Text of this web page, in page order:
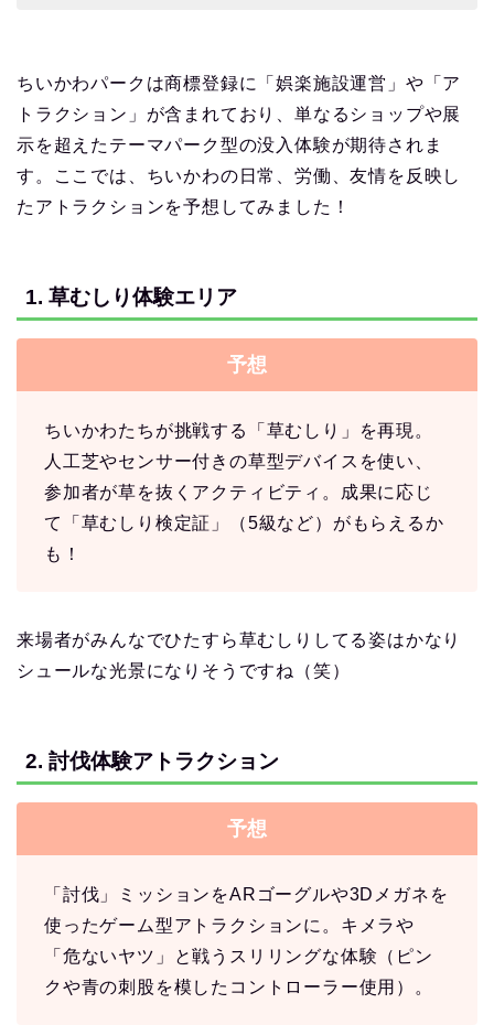
ちいかわパークは商標登録に「娯楽施設運営」や「ア
トラクション」が含まれており、単なるショップや展
示を超えたテーマパーク型の没入体験が期待されま
す。ここでは、ちいかわの日常、労働、友情を反映し
たアトラクションを予想してみました！
1. 草むしり体験エリア
予想
ちいかわたちが挑戦する「草むしり」を再現。
人工芝やセンサー付きの草型デバイスを使い、
参加者が草を抜くアクティビティ。成果に応じ
て「草むしり検定証」（5級など）がもらえるか
も！
来場者がみんなでひたすら草むしりしてる姿はかなり
シュールな光景になりそうですね（笑）
2. 討伐体験アトラクション
予想
「討伐」ミッションをARゴーグルや3Dメガネを
使ったゲーム型アトラクションに。キメラや
「危ないヤツ」と戦うスリリングな体験（ピン
クや青の刺股を模したコントローラー使用）。